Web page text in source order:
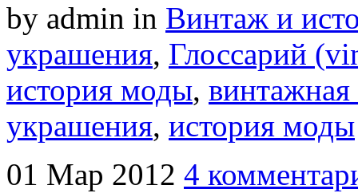
by admin in Винтаж и
украшения, Глоссарий
история моды,
украшения, история моды
01 Мар 2012 4